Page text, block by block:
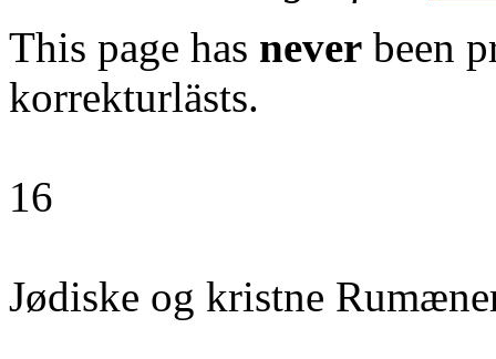
This page has never been
korrekturlästs.
16
Jødiske og kristne